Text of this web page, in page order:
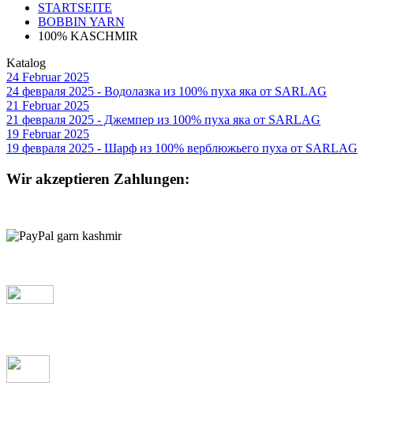
STARTSEITE
BOBBIN YARN
100% KASCHMIR
Katalog
24 Februar 2025
24 февраля 2025 - Водолазка из 100% пуха яка от SARLAG
21 Februar 2025
21 февраля 2025 - Джемпер из 100% пуха яка от SARLAG
19 Februar 2025
19 февраля 2025 - Шарф из 100% верблюжьего пуха от SARLAG
Wir akzeptieren Zahlungen: